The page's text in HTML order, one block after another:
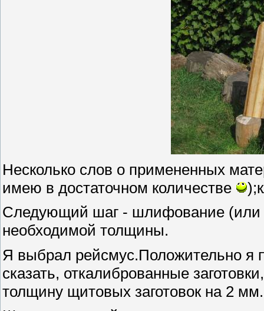
Несколько слов о примененных
имею в достаточном количестве
Следующий шаг - шлифование (или
необходимой толщины.
Я выбрал рейсмус.Положительно я
сказать, откалиброванные
толщину щитовых заготовок на 2